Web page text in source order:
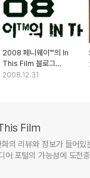
2008 페니웨이™의 In
This Film 블로그
연말결산
2008.12.31
Film
의 리뷰와 정보가 들어있
어 포털의 가능성에 도전